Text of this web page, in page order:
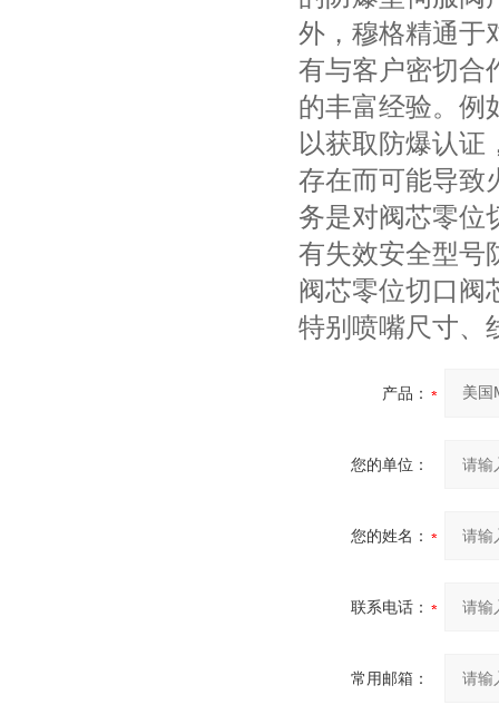
外，穆格精通于
有与客户密切合
的丰富经验。例
以获取防爆认证
存在而可能导致
务是对阀芯零位
有失效安全型号
阀芯零位切口阀
特别喷嘴尺寸、
产品：
您的单位：
您的姓名：
联系电话：
常用邮箱：